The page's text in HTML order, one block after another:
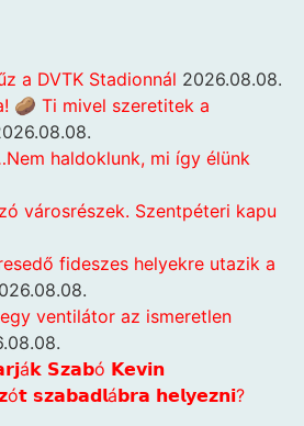
a DVTK Stadionnál 2026.08.08.
🥔 Ti mivel szeretitek a
haldoklunk, mi így élünk
városrészek. Szentpéteri kapu
fideszes helyekre utazik a
ventilátor az ismeretlen
𝗦𝘇𝗮𝗯ó 𝗞𝗲𝘃𝗶𝗻
𝘀𝘇𝗮𝗯𝗮𝗱𝗹á𝗯𝗿𝗮 𝗵𝗲𝗹𝘆𝗲𝘇𝗻𝗶?